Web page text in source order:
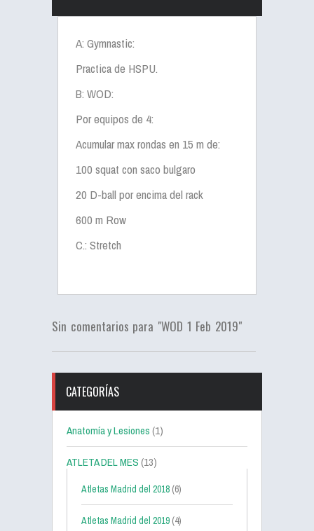
A: Gymnastic:
Practica de HSPU.
B: WOD:
Por equipos de 4:
Acumular max rondas en 15 m de:
100 squat con saco bulgaro
20 D-ball por encima del rack
600 m Row
C.: Stretch
Sin comentarios para "WOD 1 Feb 2019"
CATEGORÍAS
Anatomía y Lesiones(1)
ATLETA DEL MES(13)
Atletas Madrid del 2018 (6)
Atletas Madrid del 2019 (4)